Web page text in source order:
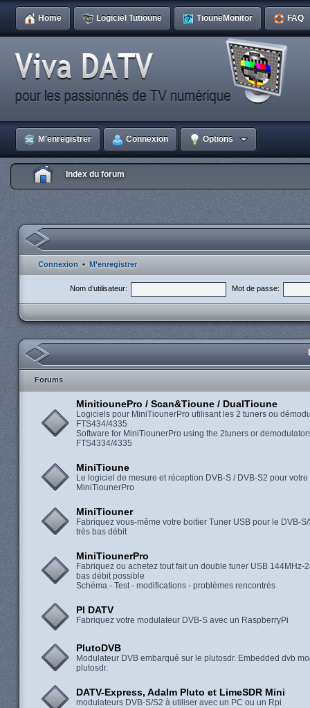
Home Logiciel Tutioune TiouneMonitor FAQ
M’enregistrer Connexion Options
Index du forum
Connexion • M’enregistrer
Nom d’utilisateur: Mot de passe:
Forums
MinitiounePro / Scan&Tioune / DualTioune
Logiciels pour MiniTiounerPro utilisant les 2 tuners ou
FTS434/4335
Software for MiniTiounerPro using the 2tuners or
FTS4334/4335
MiniTioune
Le logiciel de mesure et réception DVB-S / DVB-S2 pour
MiniTiounerPro
MiniTiouner
Fabriquez vous-même votre boitier Tuner USB pour le DVB-
très bas débit
MiniTiounerPro
Fabriquez ou achetez tout fait un double tuner USB 144MHz-
bas débit possible
Schéma - Test - modifications - problèmes rencontrés
PI DATV
Fabriquez votre modulateur DVB-S avec un RaspberryPi
PlutoDVB
Modulateur DVB embarqué sur le plutosdr. Embedded dvb
plutosdr.
DATV-Express, Adalm Pluto et LimeSDR Mini
modulateurs DVB-S/S2 à utiliser avec un PC ou un Rpi